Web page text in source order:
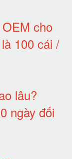
cho
100 cái /
lâu?
ngày đối